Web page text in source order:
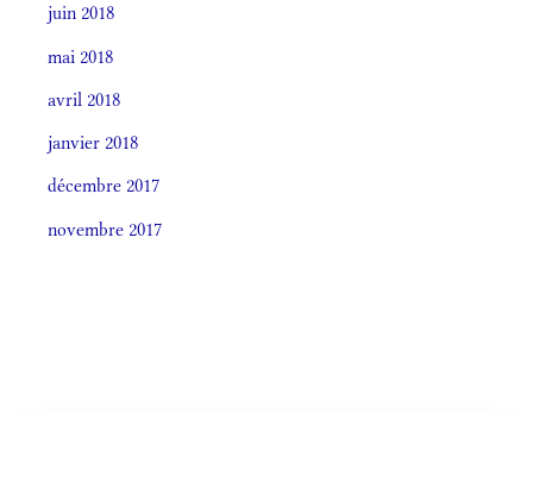
juin 2018
mai 2018
avril 2018
janvier 2018
décembre 2017
novembre 2017